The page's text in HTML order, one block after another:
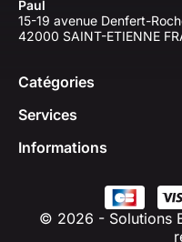
Paul
15-19 avenue Denfert-
42000 SAINT-ETIENNE
Catégories
Services
Informations
© 2026 - Solutions